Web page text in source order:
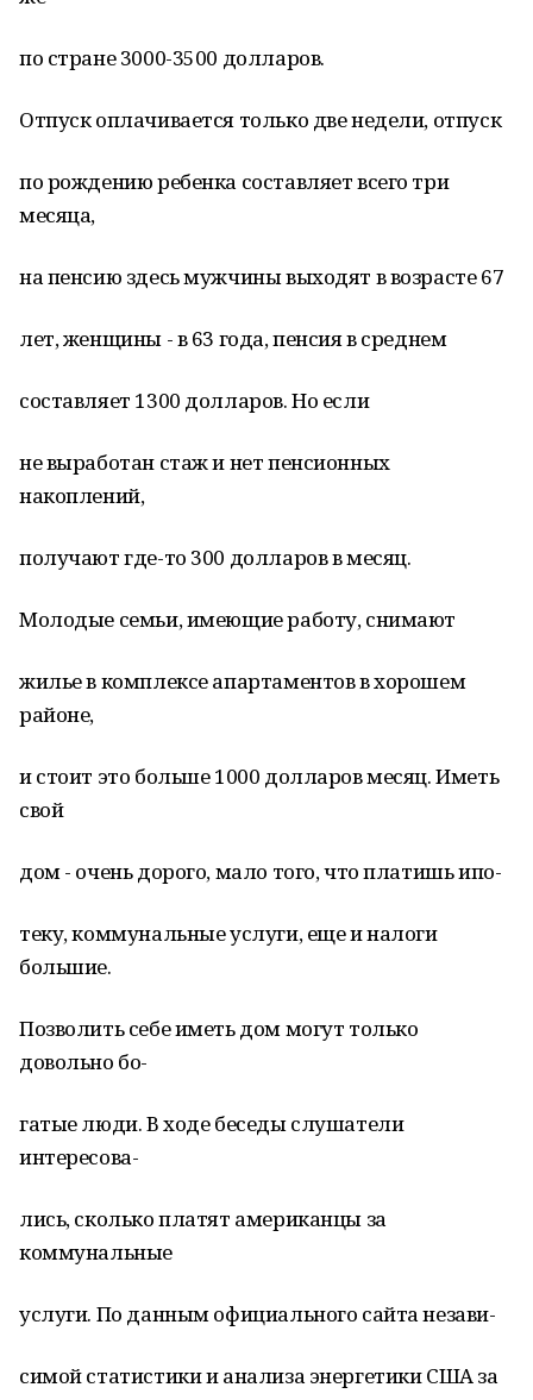
по стране 3000-3500 долларов.
Отпуск оплачивается только две недели, отпуск
по рождению ребенка составляет всего три
месяца,
на пенсию здесь мужчины выходят в возрасте 67
лет, женщины - в 63 года, пенсия в среднем
составляет 1300 долларов. Но если
не выработан стаж и нет пенсионных
накоплений,
получают где-то 300 долларов в месяц.
Молодые семьи, имеющие работу, снимают
жилье в комплексе апартаментов в хорошем
районе,
и стоит это больше 1000 долларов месяц. Иметь
свой
дом - очень дорого, мало того, что платишь ипо-
теку, коммунальные услуги, еще и налоги
большие.
Позволить себе иметь дом могут только
довольно бо-
гатые люди. В ходе беседы слушатели
интересова-
лись, сколько платят американцы за
коммунальные
услуги. По данным официального сайта незави-
симой статистики и анализа энергетики США за